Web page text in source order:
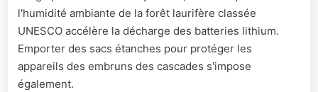
l'humidité ambiante de la forêt laurifère classée
UNESCO accélère la décharge des batteries lithium.
Emporter des sacs étanches pour protéger les
appareils des embruns des cascades s'impose
également.